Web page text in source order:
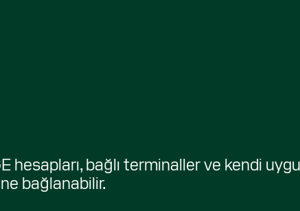
hesapları, bağlı terminaller ve kendi
bağlanabilir.